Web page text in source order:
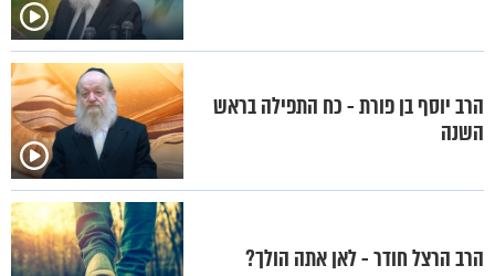
הרב יוסף בן פורת - כח התפילה בראש
השנה
הרב הרצל חודר - לאן אתה הולך?